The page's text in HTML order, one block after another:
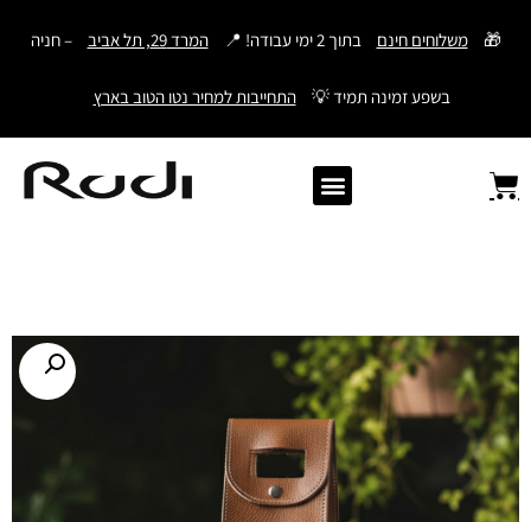
דילוג
🎁 משלוחים חינם בתוך 2 ימי עבודה! 📍 המרד 29, תל אביב – חניה
בשפע זמינה תמיד 💡 התחייבות למחיר נטו הטוב בארץ